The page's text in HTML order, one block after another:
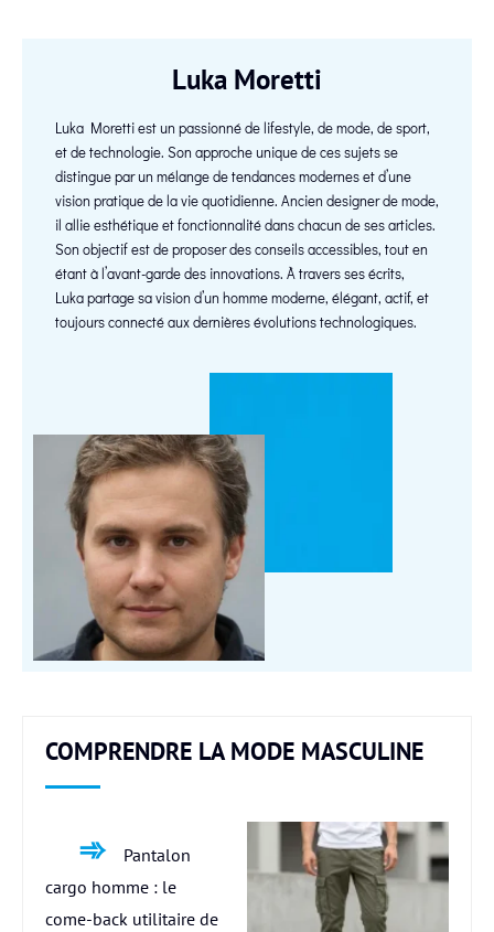
Luka Moretti
Luka Moretti est un passionné de lifestyle, de mode, de sport,
et de technologie. Son approche unique de ces sujets se
distingue par un mélange de tendances modernes et d’une
vision pratique de la vie quotidienne. Ancien designer de mode,
il allie esthétique et fonctionnalité dans chacun de ses articles.
Son objectif est de proposer des conseils accessibles, tout en
étant à l’avant-garde des innovations. À travers ses écrits,
Luka partage sa vision d’un homme moderne, élégant, actif, et
toujours connecté aux dernières évolutions technologiques.
COMPRENDRE LA MODE MASCULINE
Pantalon
cargo homme : le
come-back utilitaire de